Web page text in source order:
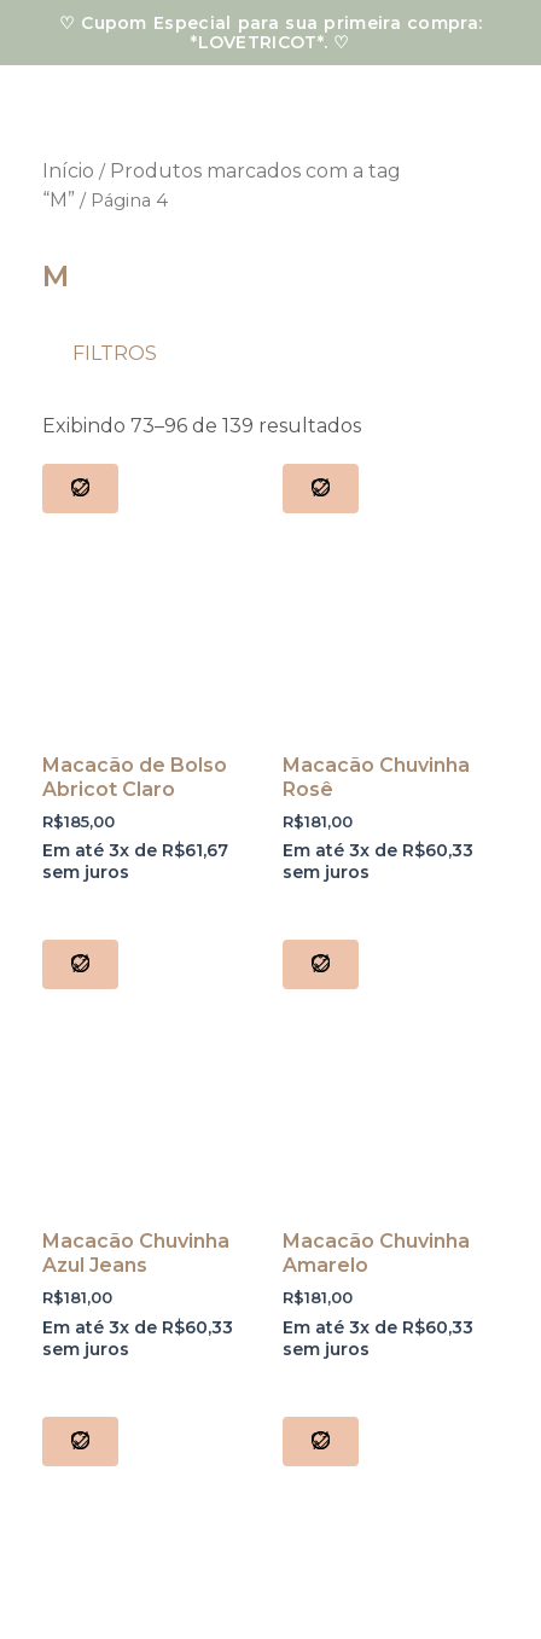
o
♡ Cupom Especial para sua primeira compra:
*LOVETRICOT*. ♡
Início / Produtos marcados com a tag
“M” / Página 4
M
FILTROS
Exibindo 73–96 de 139 resultadospor
mais
Macacão de Bolso
Abricot Claro
R$185,00
Em até 3x de R$61,67
sem juros
Macacão Chuvinha
Rosê
R$181,00
Em até 3x de R$60,33
sem juros
Macacão Chuvinha
Azul Jeans
R$181,00
Em até 3x de R$60,33
sem juros
Macacão Chuvinha
Amarelo
R$181,00
Em até 3x de R$60,33
sem juros